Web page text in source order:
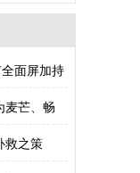
面屏加持
麦芒、畅
救之策